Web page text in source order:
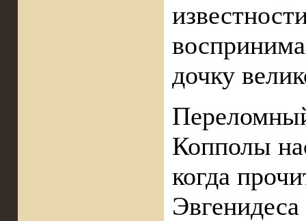
дочку
Копполы
когда